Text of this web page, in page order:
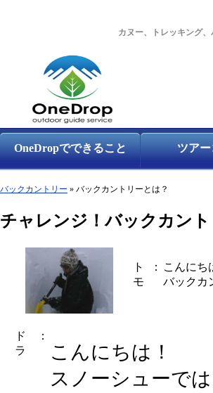
カヌー、トレッキング
OneDropでできること ツア
バックカントリー » バックカントリーとは？
チャレンジ！バックカント
ト
モ
：
こんにち
バックカ
ド
ラ
：
こんにちは！
スノーシューで